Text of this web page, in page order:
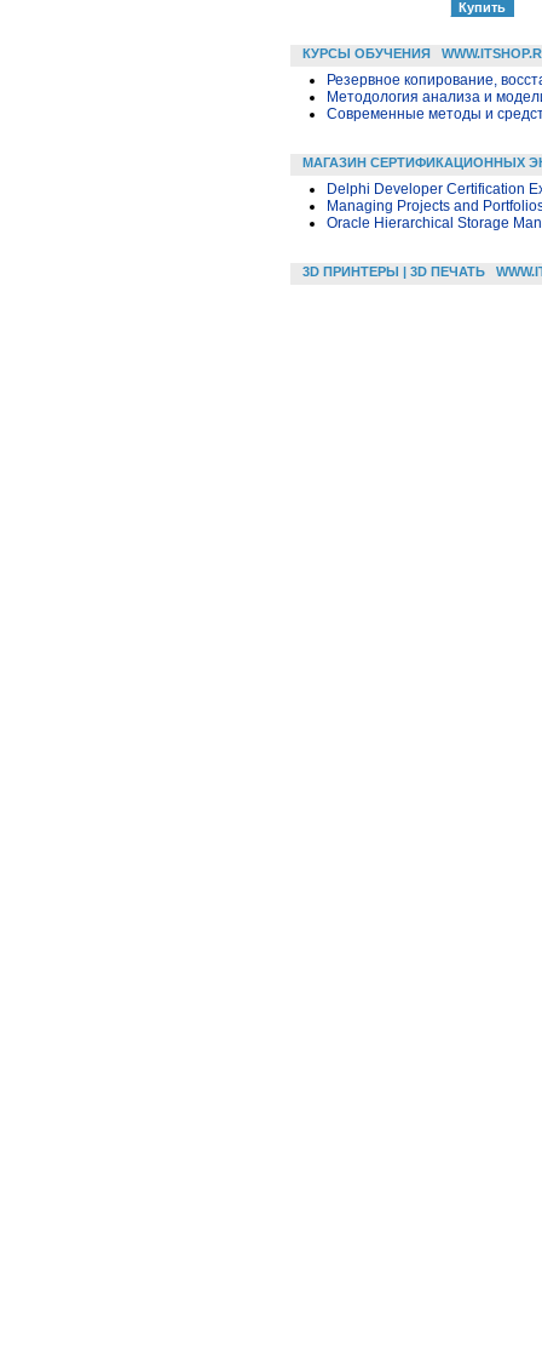
КУРСЫ ОБУЧЕНИЯ
Резервное копирование,
Методология анализа и
Современные методы и
МАГАЗИН СЕРТИФИКАЦИОННЫХ
Delphi Developer Certification
Managing Projects and
Oracle Hierarchical Storage
3D ПРИНТЕРЫ | 3D ПЕЧАТЬ